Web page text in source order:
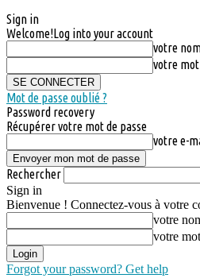
Sign in
Welcome!Log into your account
votre
votre mot
Mot de passe oublié ?
Password recovery
Récupérer votre mot de passe
votre e-
Rechercher
Sign in
Bienvenue ! Connectez-vous à votre
votre
votre
Forgot your password? Get help